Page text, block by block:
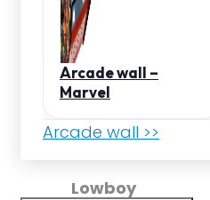
Arcade wall –
Marvel
Arcade wall >>
Lowboy